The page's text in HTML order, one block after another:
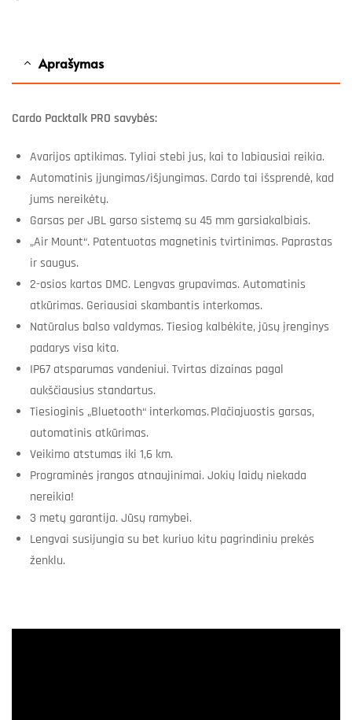
Aprašymas
Cardo Packtalk PRO savybės:
Avarijos aptikimas. Tyliai stebi jus, kai to labiausiai reikia.
Automatinis įjungimas/išjungimas. Cardo tai išsprendė, kad
jums nereikėtų.
Garsas per JBL garso sistemą su 45 mm garsiakalbiais.
„Air Mount“. Patentuotas magnetinis tvirtinimas. Paprastas
ir saugus.
2-osios kartos DMC. Lengvas grupavimas. Automatinis
atkūrimas. Geriausiai skambantis interkomas.
Natūralus balso valdymas. Tiesiog kalbėkite, jūsų įrenginys
padarys visa kita.
IP67 atsparumas vandeniui. Tvirtas dizainas pagal
aukščiausius standartus.
Tiesioginis „Bluetooth“ interkomas. Plačiajuostis garsas,
automatinis atkūrimas.
Veikimo atstumas iki 1,6 km.
Programinės įrangos atnaujinimai. Jokių laidų niekada
nereikia!
3 metų garantija. Jūsų ramybei.
Lengvai susijungia su bet kuriuo kitu pagrindiniu prekės
ženklu.